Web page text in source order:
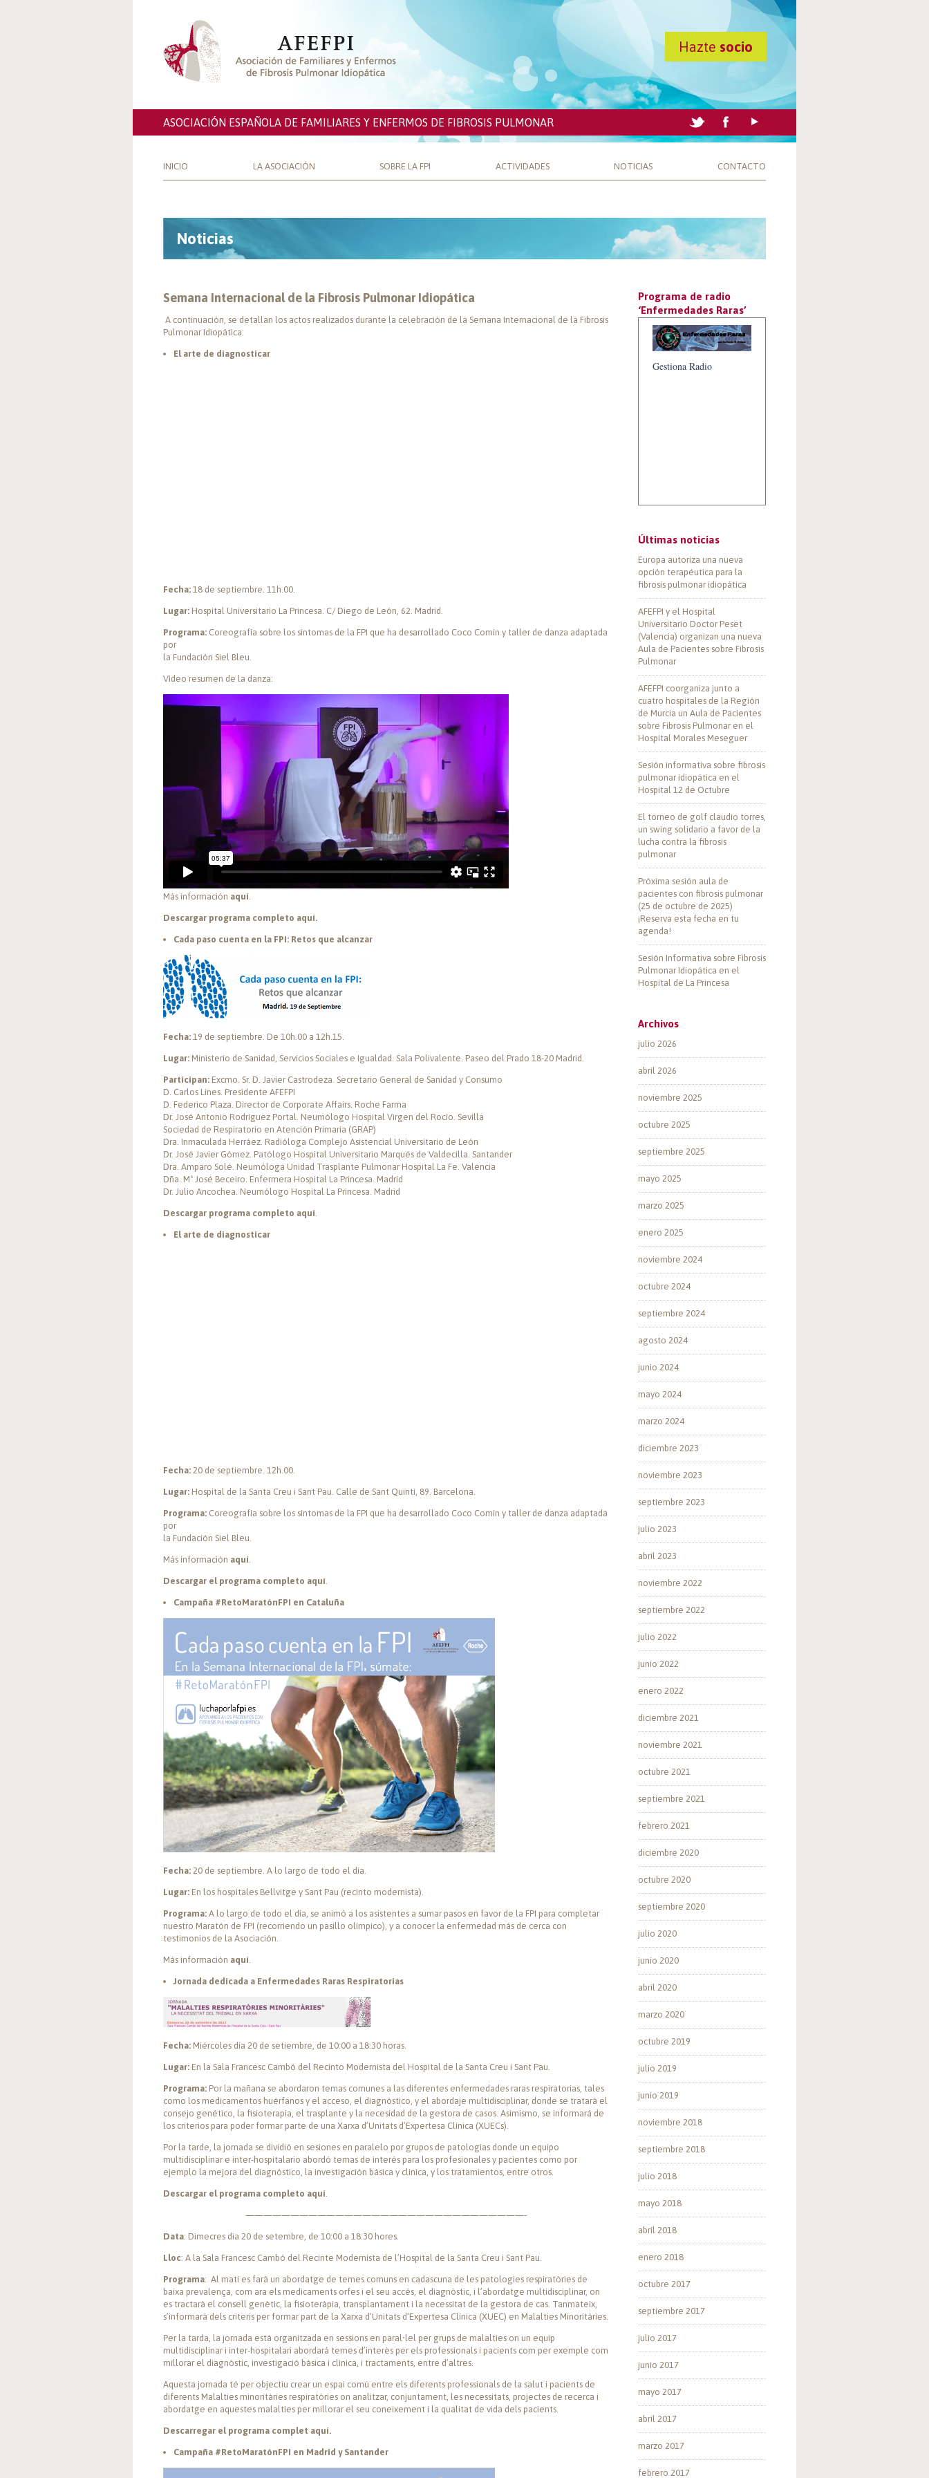
Hazte socio
ASOCIACIÓN ESPAÑOLA DE FAMILIARES Y ENFERMOS DE FIBROSIS PULMONAR
INICIO LA ASOCIACIÓN SOBRE LA FPI ACTIVIDADES NOTICIAS CONTACTO
Noticias
Semana Internacional de la Fibrosis Pulmonar Idiopática
A continuación, se detallan los actos realizados durante la celebración de la Semana Internacional de la Fibrosis
Pulmonar Idiopática:
El arte de diagnosticar
Fecha: 18 de septiembre. 11h.00.
Lugar: Hospital Universitario La Princesa. C/ Diego de León, 62. Madrid.
Programa: Coreografía sobre los síntomas de la FPI que ha desarrollado Coco Comín y taller de danza adaptada
por
la Fundación Siel Bleu.
Vídeo resumen de la danza:
Más información aquí.
Descargar programa completo aquí.
Cada paso cuenta en la FPI: Retos que alcanzar
Fecha: 19 de septiembre. De 10h.00 a 12h.15.
Lugar: Ministerio de Sanidad, Servicios Sociales e Igualdad. Sala Polivalente. Paseo del Prado 18-20 Madrid.
Participan: Excmo. Sr. D. Javier Castrodeza. Secretario General de Sanidad y Consumo
D. Carlos Lines. Presidente AFEFPI
D. Federico Plaza. Director de Corporate Affairs. Roche Farma
Dr. José Antonio Rodríguez Portal. Neumólogo Hospital Virgen del Rocío. Sevilla
Sociedad de Respiratorio en Atención Primaria (GRAP)
Dra. Inmaculada Herráez. Radióloga Complejo Asistencial Universitario de León
Dr. José Javier Gómez. Patólogo Hospital Universitario Marqués de Valdecilla. Santander
Dra. Amparo Solé. Neumóloga Unidad Trasplante Pulmonar Hospital La Fe. Valencia
Dña. Mª José Beceiro. Enfermera Hospital La Princesa. Madrid
Dr. Julio Ancochea. Neumólogo Hospital La Princesa. Madrid
Descargar programa completo aquí.
El arte de diagnosticar
Fecha: 20 de septiembre. 12h.00.
Lugar: Hospital de la Santa Creu i Sant Pau. Calle de Sant Quintí, 89. Barcelona.
Programa: Coreografía sobre los síntomas de la FPI que ha desarrollado Coco Comín y taller de danza adaptada
por
la Fundación Siel Bleu.
Más información aquí.
Descargar el programa completo aquí.
Campaña #RetoMaratónFPI en Cataluña
Fecha: 20 de septiembre. A lo largo de todo el día.
Lugar: En los hospitales Bellvitge y Sant Pau (recinto modernista).
Programa: A lo largo de todo el día, se animó a los asistentes a sumar pasos en favor de la FPI para completar
nuestro Maratón de FPI (recorriendo un pasillo olímpico), y a conocer la enfermedad más de cerca con
testimonios de la Asociación.
Más información aquí.
Jornada dedicada a Enfermedades Raras Respiratorias
Fecha: Miércoles día 20 de setiembre, de 10:00 a 18:30 horas.
Lugar: En la Sala Francesc Cambó del Recinto Modernista del Hospital de la Santa Creu i Sant Pau.
Programa: Por la mañana se abordaron temas comunes a las diferentes enfermedades raras respiratorias, tales
como los medicamentos huérfanos y el acceso, el diagnóstico, y el abordaje multidisciplinar, donde se tratará el
consejo genético, la fisioterapia, el trasplante y la necesidad de la gestora de casos. Asimismo, se informará de
los criterios para poder formar parte de una Xarxa d’Unitats d’Expertesa Clínica (XUECs).
Por la tarde, la jornada se dividió en sesiones en paralelo por grupos de patologías donde un equipo
multidisciplinar e inter-hospitalario abordó temas de interés para los profesionales y pacientes como por
ejemplo la mejora del diagnóstico, la investigación básica y clínica, y los tratamientos, entre otros.
Descargar el programa completo aquí.
———————————————————————————————-
Data: Dimecres dia 20 de setembre, de 10:00 a 18:30 hores.
Lloc: A la Sala Francesc Cambó del Recinte Modernista de l’Hospital de la Santa Creu i Sant Pau.
Programa: Al matí es farà un abordatge de temes comuns en cadascuna de les patologies respiratòries de
baixa prevalença, com ara els medicaments orfes i el seu accés, el diagnòstic, i l’abordatge multidisciplinar, on
es tractarà el consell genètic, la fisioteràpia, transplantament i la necessitat de la gestora de cas. Tanmateix,
s’informarà dels criteris per formar part de la Xarxa d’Unitats d’Expertesa Clínica (XUEC) en Malalties Minoritàries.
Per la tarda, la jornada està organitzada en sessions en paral•lel per grups de malalties on un equip
multidisciplinar i inter-hospitalari abordarà temes d’interès per els professionals i pacients com per exemple com
millorar el diagnòstic, investigació bàsica i clínica, i tractaments, entre d’altres.
Aquesta jornada té per objectiu crear un espai comú entre els diferents professionals de la salut i pacients de
diferents Malalties minoritàries respiratòries on analitzar, conjuntament, les necessitats, projectes de recerca i
abordatge en aquestes malalties per millorar el seu coneixement i la qualitat de vida dels pacients.
Descarregar el programa complet aquí.
Campaña #RetoMaratónFPI en Madrid y Santander
Programa de radio
‘Enfermedades Raras’
Gestiona Radio
Últimas noticias
Europa autoriza una nueva
opción terapéutica para la
fibrosis pulmonar idiopática
AFEFPI y el Hospital
Universitario Doctor Peset
(Valencia) organizan una nueva
Aula de Pacientes sobre Fibrosis
Pulmonar
AFEFPI coorganiza junto a
cuatro hospitales de la Región
de Murcia un Aula de Pacientes
sobre Fibrosis Pulmonar en el
Hospital Morales Meseguer
Sesión informativa sobre fibrosis
pulmonar idiopática en el
Hospital 12 de Octubre
El torneo de golf claudio torres,
un swing solidario a favor de la
lucha contra la fibrosis
pulmonar
Próxima sesión aula de
pacientes con fibrosis pulmonar
(25 de octubre de 2025)
¡Reserva esta fecha en tu
agenda!
Sesión Informativa sobre Fibrosis
Pulmonar Idiopática en el
Hospital de La Princesa
Archivos
julio 2026
abril 2026
noviembre 2025
octubre 2025
septiembre 2025
mayo 2025
marzo 2025
enero 2025
noviembre 2024
octubre 2024
septiembre 2024
agosto 2024
junio 2024
mayo 2024
marzo 2024
diciembre 2023
noviembre 2023
septiembre 2023
julio 2023
abril 2023
noviembre 2022
septiembre 2022
julio 2022
junio 2022
enero 2022
diciembre 2021
noviembre 2021
octubre 2021
septiembre 2021
febrero 2021
diciembre 2020
octubre 2020
septiembre 2020
julio 2020
junio 2020
abril 2020
marzo 2020
octubre 2019
julio 2019
junio 2019
noviembre 2018
septiembre 2018
julio 2018
mayo 2018
abril 2018
enero 2018
octubre 2017
septiembre 2017
julio 2017
junio 2017
mayo 2017
abril 2017
marzo 2017
febrero 2017